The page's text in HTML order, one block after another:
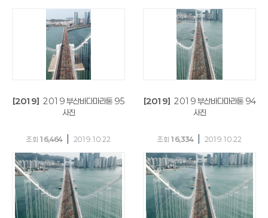
[2019] 2019 부산바다마라톤 95
사진
조회 16,464 2019.10.22
[2019] 2019 부산바다마라톤 94
사진
조회 16,334 2019.10.22